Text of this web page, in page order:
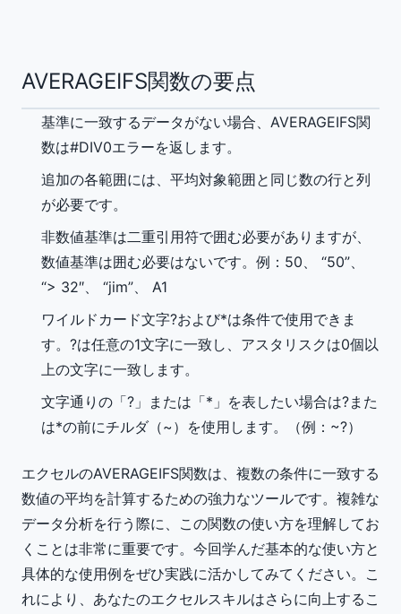
AVERAGEIFS関数の要点
基準に一致するデータがない場合、AVERAGEIFS関
数は#DIV0エラーを返します。
追加の各範囲には、平均対象範囲と同じ数の行と列
が必要です。
非数値基準は二重引用符で囲む必要がありますが、
数値基準は囲む必要はないです。例：50、 “50”、
“> 32″、 “jim”、 A1
ワイルドカード文字?および*は条件で使用できま
す。?は任意の1文字に一致し、アスタリスクは0個以
上の文字に一致します。
文字通りの「?」または「*」を表したい場合は?また
は*の前にチルダ（~）を使用します。（例：~?）
エクセルのAVERAGEIFS関数は、複数の条件に一致する
数値の平均を計算するための強力なツールです。複雑な
データ分析を行う際に、この関数の使い方を理解してお
くことは非常に重要です。今回学んだ基本的な使い方と
具体的な使用例をぜひ実践に活かしてみてください。こ
れにより、あなたのエクセルスキルはさらに向上するこ